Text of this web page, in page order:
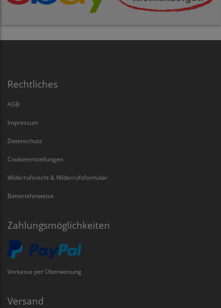
Rechtliches
AGB
Impressum
Datenschutz
Cookieeinstellungen
Widerrufsrecht & Widerrufsformular
Batteriehinweise
Zahlungsmöglichkeiten
Vorkasse per Überweisung
Versand